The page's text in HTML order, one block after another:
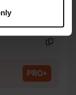
location
meters
is processed
.
PRO+